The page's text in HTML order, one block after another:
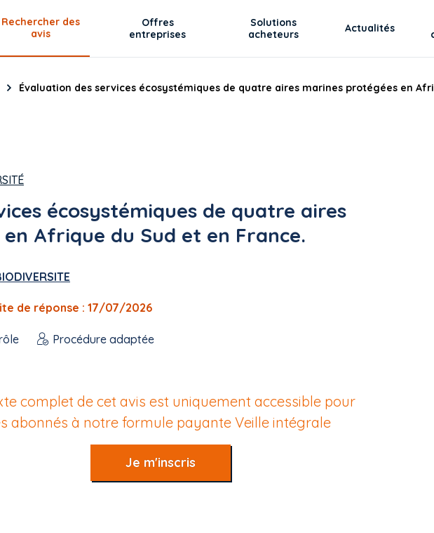
Rechercher des
avis
Offres
entreprises
Solutions
acheteurs
Actualités
Évaluation des services écosystémiques de quatre aires marines protégées en
écosystémiques de quatre aires
Afrique du Sud et en France.
de réponse : 17/07/2026
Procédure adaptée
complet de cet avis est uniquement accessible pour
abonnés à notre formule payante Veille intégrale
Je m'inscris